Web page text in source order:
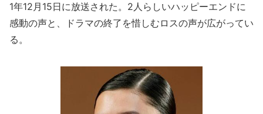
1年12月15日に放送された。2人らしいハッピーエンドに
感動の声と、ドラマの終了を惜しむロスの声が広がってい
る。